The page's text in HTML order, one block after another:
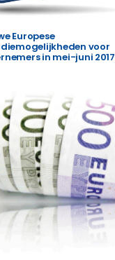
Europese
voor
in mei-juni 2017